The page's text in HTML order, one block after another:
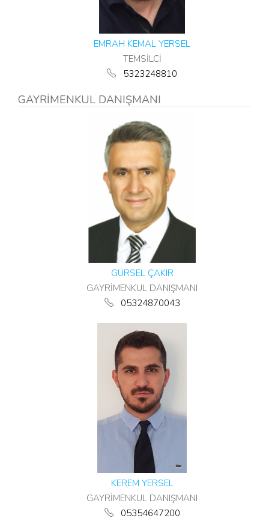
EMRAH KEMAL YERSEL
TEMSİLCİ
5323248810
GAYRİMENKUL DANIŞMANI
GÜRSEL ÇAKIR
GAYRİMENKUL DANIŞMANI
05324870043
KEREM YERSEL
GAYRİMENKUL DANIŞMANI
05354647200